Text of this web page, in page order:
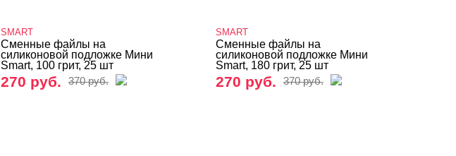
SMART
Сменные файлы на
силиконовой подложке Мини
Smart, 100 грит, 25 шт
270 руб. 370 руб.
SMART
Сменные файлы на
силиконовой подложке Мини
Smart, 180 грит, 25 шт
270 руб. 370 руб.